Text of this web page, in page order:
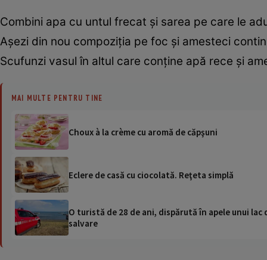
Combini apa cu untul frecat şi sarea pe care le
Aşezi din nou compoziţia pe foc şi amesteci
Scufunzi vasul în altul care conţine apă rece şi
MAI MULTE PENTRU TINE
Choux à la crème cu aromă de căpşuni
Eclere de casă cu ciocolată. Reţeta simplă
O turistă de 28 de ani, dispărută în apele unui
salvare